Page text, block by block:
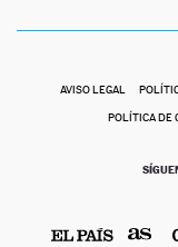
AVISO LEGAL
POLÍTICA DE